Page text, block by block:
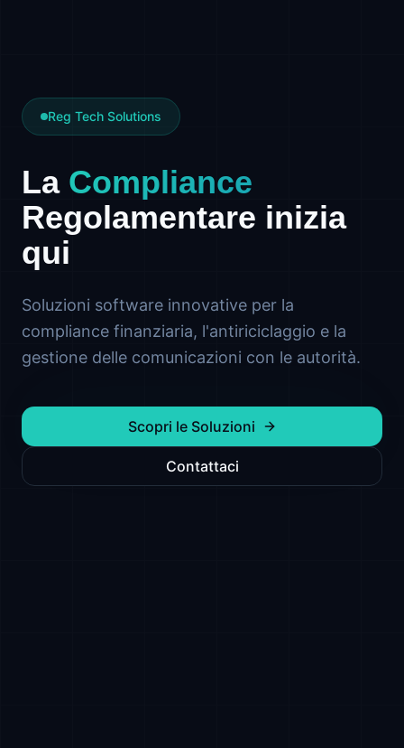
Reg Tech Solutions
La Compliance
Regolamentare inizia
qui
Soluzioni software innovative per la
compliance finanziaria, l'antiriciclaggio e la
gestione delle comunicazioni con le autorità.
Scopri le Soluzioni
Contattaci